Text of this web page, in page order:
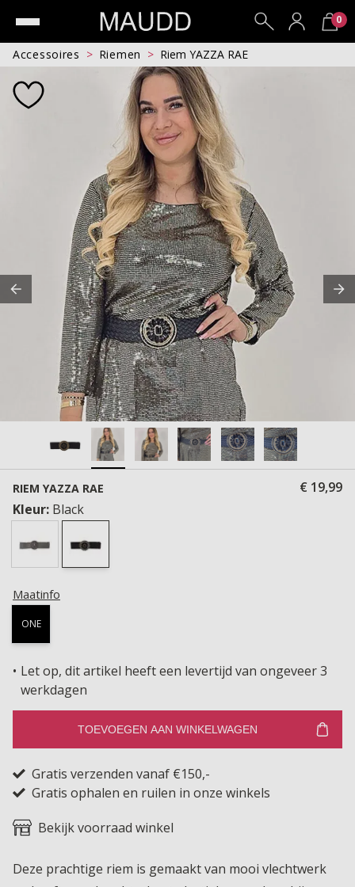
0
Accessoires Riemen Riem YAZZA RAE
RIEM YAZZA RAE
€ 19,99
Kleur: Black
Maatinfo
ONE
Let op, dit artikel heeft een levertijd van ongeveer 3
werkdagen
TOEVOEGEN AAN WINKELWAGEN
Gratis verzenden vanaf €150,-
Gratis ophalen en ruilen in onze winkels
Bekijk voorraad winkel
Deze prachtige riem is gemaakt van mooi vlechtwerk